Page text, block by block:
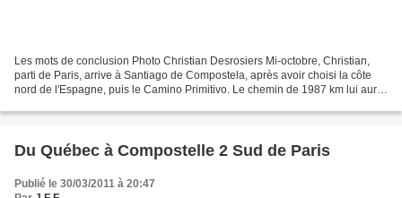
Les mots de conclusion Photo Christian Desrosiers Mi-octobre, Christian,
parti de Paris, arrive à Santiago de Compostela, après avoir choisi la côte
nord de l'Espagne, puis le Camino Primitivo. Le chemin de 1987 km lui aura
Du Québec à Compostelle 2 Sud de Paris
Publié le 30/03/2011 à 20:47